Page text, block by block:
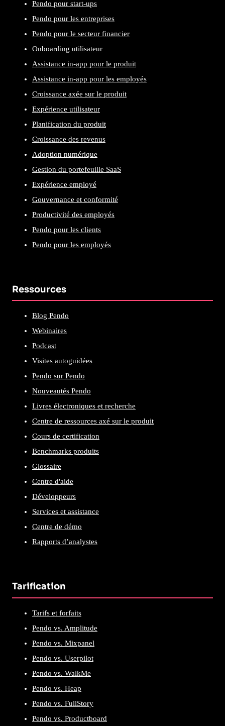
Pendo pour start-ups
Pendo pour les entreprises
Pendo pour le secteur financier
Onboarding utilisateur
Assistance in-app pour le produit
Assistance in-app pour les employés
Croissance axée sur le produit
Expérience utilisateur
Planification du produit
Croissance des revenus
Adoption numérique
Gestion du portefeuille SaaS
Expérience employé
Gouvernance et conformité
Productivité des employés
Pendo pour les clients
Pendo pour les employés
Ressources
Blog Pendo
Webinaires
Podcast
Visites autoguidées
Pendo sur Pendo
Nouveautés Pendo
Livres électroniques et recherche
Centre de ressources axé sur le produit
Cours de certification
Benchmarks produits
Glossaire
Centre d'aide
Développeurs
Services et assistance
Centre de démo
Rapports d’analystes
Tarification
Tarifs et forfaits
Pendo vs. Amplitude
Pendo vs. Mixpanel
Pendo vs. Userpilot
Pendo vs. WalkMe
Pendo vs. Heap
Pendo vs. FullStory
Pendo vs. Productboard